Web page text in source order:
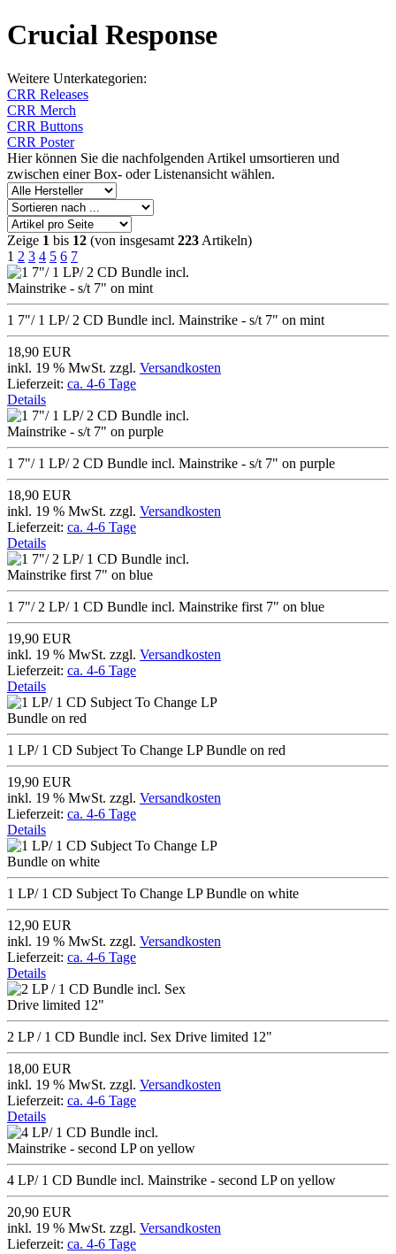
Crucial Response
Weitere Unterkategorien:
CRR Releases
CRR Merch
CRR Buttons
CRR Poster
Hier können Sie die nachfolgenden Artikel umsortieren und
zwischen einer Box- oder Listenansicht wählen.
Zeige 1 bis 12 (von insgesamt 223 Artikeln)
1 2 3 4 5 6 7
1 7"/ 1 LP/ 2 CD Bundle incl. Mainstrike - s/t 7" on mint
18,90 EUR
inkl. 19 % MwSt. zzgl. Versandkosten
Lieferzeit: ca. 4-6 Tage
Details
1 7"/ 1 LP/ 2 CD Bundle incl. Mainstrike - s/t 7" on purple
18,90 EUR
inkl. 19 % MwSt. zzgl. Versandkosten
Lieferzeit: ca. 4-6 Tage
Details
1 7"/ 2 LP/ 1 CD Bundle incl. Mainstrike first 7" on blue
19,90 EUR
inkl. 19 % MwSt. zzgl. Versandkosten
Lieferzeit: ca. 4-6 Tage
Details
1 LP/ 1 CD Subject To Change LP Bundle on red
19,90 EUR
inkl. 19 % MwSt. zzgl. Versandkosten
Lieferzeit: ca. 4-6 Tage
Details
1 LP/ 1 CD Subject To Change LP Bundle on white
12,90 EUR
inkl. 19 % MwSt. zzgl. Versandkosten
Lieferzeit: ca. 4-6 Tage
Details
2 LP / 1 CD Bundle incl. Sex Drive limited 12"
18,00 EUR
inkl. 19 % MwSt. zzgl. Versandkosten
Lieferzeit: ca. 4-6 Tage
Details
4 LP/ 1 CD Bundle incl. Mainstrike - second LP on yellow
20,90 EUR
inkl. 19 % MwSt. zzgl. Versandkosten
Lieferzeit: ca. 4-6 Tage